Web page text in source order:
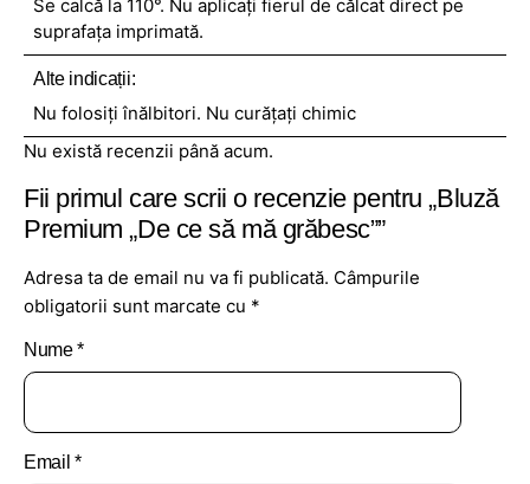
Se calcă la 110°. Nu aplicați fierul de călcat direct pe
suprafața imprimată.
Alte indicații:
Nu folosiți înălbitori. Nu curățați chimic
Nu există recenzii până acum.
Fii primul care scrii o recenzie pentru „Bluză
Premium „De ce să mă grăbesc””
Adresa ta de email nu va fi publicată. Câmpurile
obligatorii sunt marcate cu *
Nume*
Email*